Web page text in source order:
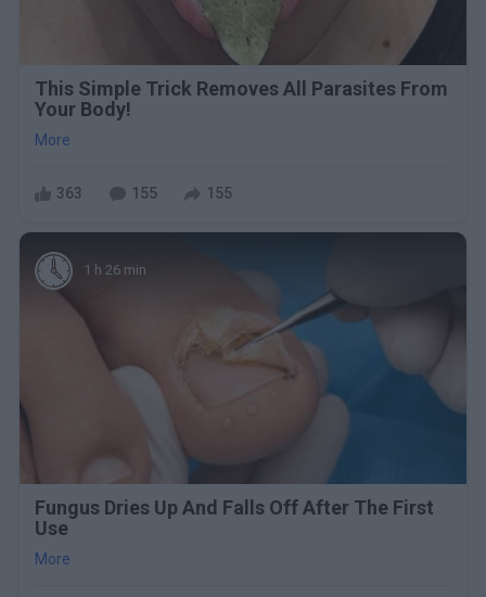
This Simple Trick Removes All Parasites From
Your Body!
More
363 155 155
1 h 26 min
Fungus Dries Up And Falls Off After The First
Use
More